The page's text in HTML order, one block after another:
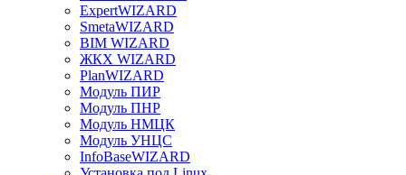
ExpertWIZARD
SmetaWIZARD
BIM WIZARD
ЖКХ WIZARD
PlanWIZARD
Модуль ПИР
Модуль ПНР
Модуль НМЦК
Модуль УНЦС
InfoBaseWIZARD